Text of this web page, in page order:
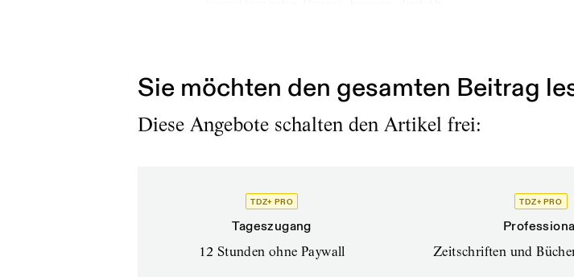
Sie möchten den gesamten Beitrag
Diese Angebote schalten den Artikel frei:
TDZ+ PRO
Tageszugang
12 Stunden ohne Paywall
TDZ+ PRO
Zeitschriften und